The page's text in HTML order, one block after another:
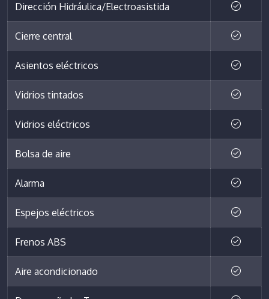
Dirección Hidráulica/Electroasistida
Cierre central
Asientos eléctricos
Vidrios tintados
Vidrios eléctricos
Bolsa de aire
Alarma
Espejos eléctricos
Frenos ABS
Aire acondicionado